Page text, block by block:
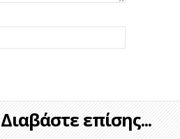
Διαβάστε επίσης...